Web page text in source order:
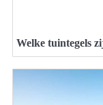
Welke tuintegels